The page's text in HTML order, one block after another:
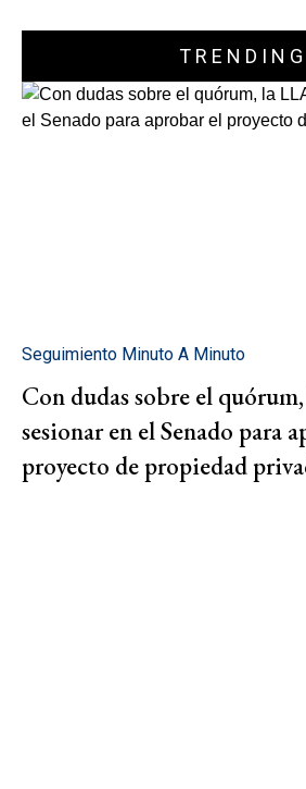
TRENDING
Seguimiento Minuto A Minuto
Con dudas sobre el
sesionar en el Senado para
proyecto de propiedad